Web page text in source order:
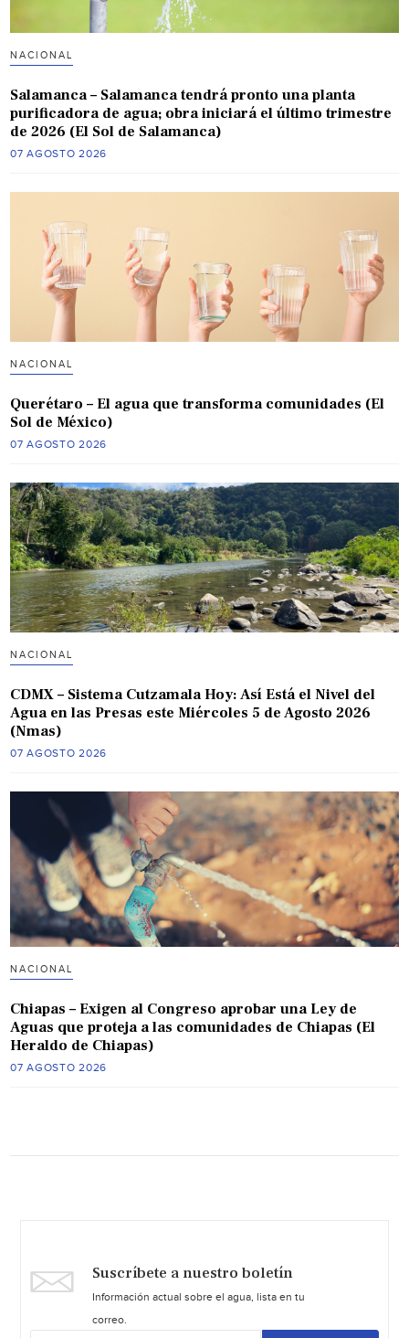
NACIONAL
Salamanca – Salamanca tendrá pronto una planta
purificadora de agua; obra iniciará el último trimestre
de 2026 (El Sol de Salamanca)
07 AGOSTO 2026
NACIONAL
Querétaro – El agua que transforma comunidades (El
Sol de México)
07 AGOSTO 2026
NACIONAL
CDMX – Sistema Cutzamala Hoy: Así Está el Nivel del
Agua en las Presas este Miércoles 5 de Agosto 2026
(Nmas)
07 AGOSTO 2026
NACIONAL
Chiapas – Exigen al Congreso aprobar una Ley de
Aguas que proteja a las comunidades de Chiapas (El
Heraldo de Chiapas)
07 AGOSTO 2026
Suscríbete a nuestro boletín
Información actual sobre el agua, lista en tu
correo.